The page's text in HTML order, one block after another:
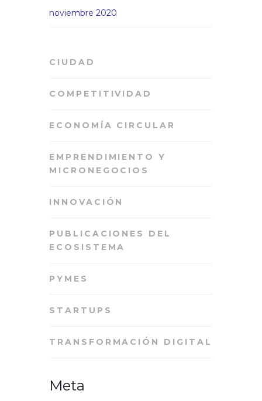
noviembre 2020
CIUDAD
COMPETITIVIDAD
ECONOMÍA CIRCULAR
EMPRENDIMIENTO Y
MICRONEGOCIOS
INNOVACIÓN
PUBLICACIONES DEL
ECOSISTEMA
PYMES
STARTUPS
TRANSFORMACIÓN DIGITAL
Meta